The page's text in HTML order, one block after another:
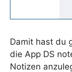
Damit hast du
die App DS
Notizen